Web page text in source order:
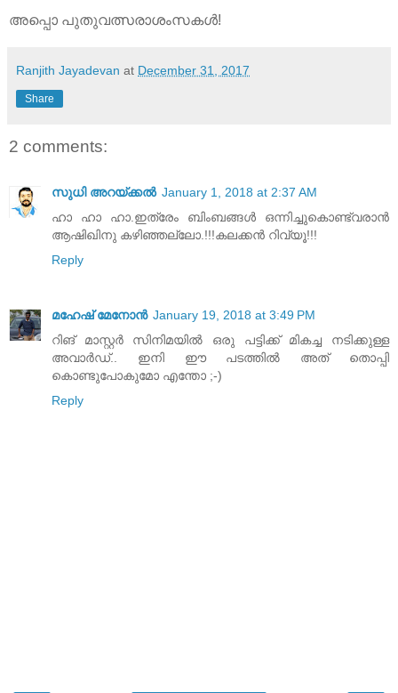
അപ്പൊ പുതുവത്സരാശംസകള്‍!
Ranjith Jayadevan at December 31, 2017
Share
2 comments:
സുധി അറയ്ക്കൽ January 1, 2018 at 2:37 AM
ഹാ ഹാ ഹാ.ഇത്രേം ബിംബങ്ങൾ ഒന്നിച്ചുകൊണ്ട്വരാൻ
ആഷിഖിനു കഴിഞ്ഞല്ലോ.!!!കലക്കൻ റിവ്യൂ!!!
Reply
മഹേഷ് മേനോൻ January 19, 2018 at 3:49 PM
റിങ് മാസ്റ്റർ സിനിമയിൽ ഒരു പട്ടിക്ക് മികച്ച നടിക്കുള്ള
അവാർഡ്.. ഇനി ഈ പടത്തിൽ അത് തൊപ്പി
കൊണ്ടുപോകുമോ എന്തോ ;-)
Reply